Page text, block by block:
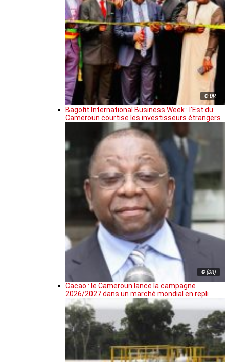
© DR
Bagofit International Business Week : l’Est du
Cameroun courtise les investisseurs étrangers
© (DR)
Cacao : le Cameroun lance la campagne
2026/2027 dans un marché mondial en repli